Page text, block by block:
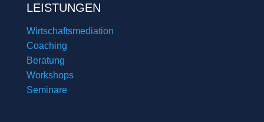
LEISTUNGEN
Wirtschaftsmediation
Coaching
Beratung
Workshops
Seminare